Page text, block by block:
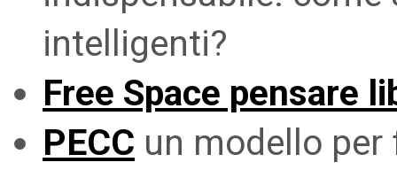
intelligenti?
Free Space pensare
PECC un modello